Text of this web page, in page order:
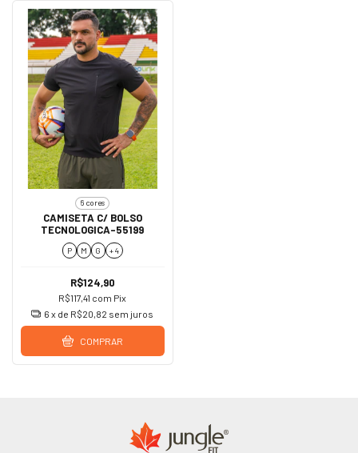
6 cores
CAMISETA C/ BOLSO
TECNOLOGICA-55199
P M G + 4
R$124,90
R$117,41 com Pix
6 x de R$20,82 sem juros
COMPRAR